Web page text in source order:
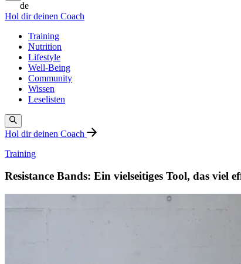
de
Hol dir deinen Coach
Training
Nutrition
Lifestyle
Well-Being
Community
Wissen
Leselisten
Hol dir deinen Coach
Training
Resistance Bands: Ein vielseitiges Tool, das viel